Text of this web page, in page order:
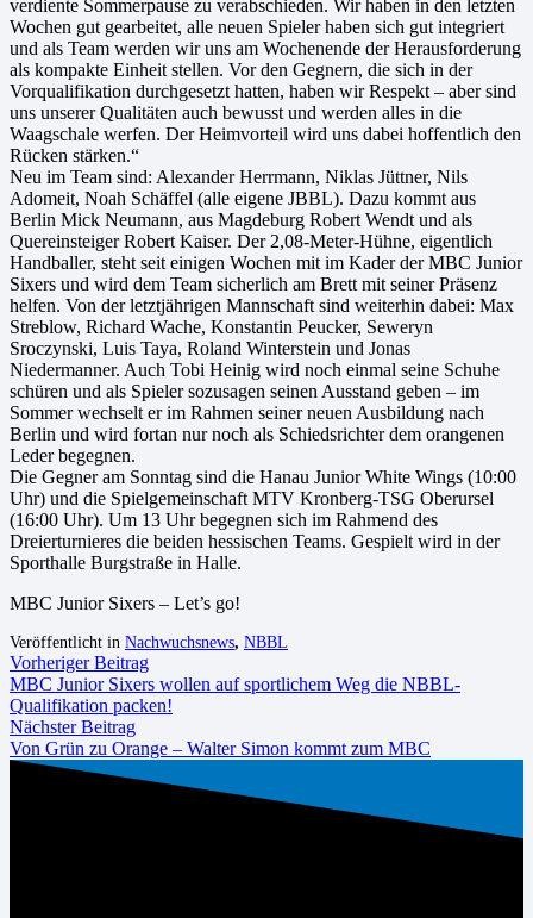
verdiente Sommerpause zu verabschieden. Wir haben in den letzten
Wochen gut gearbeitet, alle neuen Spieler haben sich gut integriert
und als Team werden wir uns am Wochenende der Herausforderung
als kompakte Einheit stellen. Vor den Gegnern, die sich in der
Vorqualifikation durchgesetzt hatten, haben wir Respekt – aber sind
uns unserer Qualitäten auch bewusst und werden alles in die
Waagschale werfen. Der Heimvorteil wird uns dabei hoffentlich den
Rücken stärken.“
Neu im Team sind: Alexander Herrmann, Niklas Jüttner, Nils
Adomeit, Noah Schäffel (alle eigene JBBL). Dazu kommt aus
Berlin Mick Neumann, aus Magdeburg Robert Wendt und als
Quereinsteiger Robert Kaiser. Der 2,08-Meter-Hühne, eigentlich
Handballer, steht seit einigen Wochen mit im Kader der MBC Junior
Sixers und wird dem Team sicherlich am Brett mit seiner Präsenz
helfen. Von der letztjährigen Mannschaft sind weiterhin dabei: Max
Streblow, Richard Wache, Konstantin Peucker, Seweryn
Sroczynski, Luis Taya, Roland Winterstein und Jonas
Niedermanner. Auch Tobi Heinig wird noch einmal seine Schuhe
schüren und als Spieler sozusagen seinen Ausstand geben – im
Sommer wechselt er im Rahmen seiner neuen Ausbildung nach
Berlin und wird fortan nur noch als Schiedsrichter dem orangenen
Leder begegnen.
Die Gegner am Sonntag sind die Hanau Junior White Wings (10:00
Uhr) und die Spielgemeinschaft MTV Kronberg-TSG Oberursel
(16:00 Uhr). Um 13 Uhr begegnen sich im Rahmend des
Dreierturnieres die beiden hessischen Teams. Gespielt wird in der
Sporthalle Burgstraße in Halle.
MBC Junior Sixers – Let’s go!
Veröffentlicht in Nachwuchsnews, NBBL
Vorheriger Beitrag
MBC Junior Sixers wollen auf sportlichem Weg die NBBL-
Qualifikation packen!
Nächster Beitrag
Von Grün zu Orange – Walter Simon kommt zum MBC